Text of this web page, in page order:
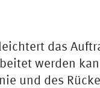
das
werden
und des